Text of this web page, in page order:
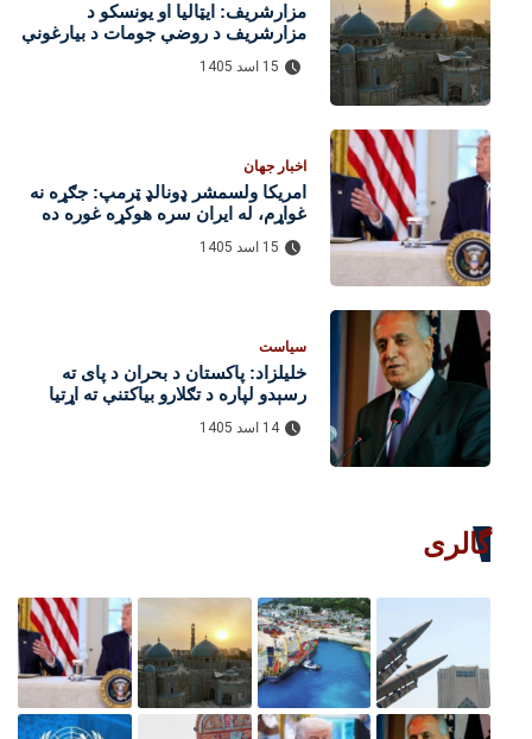
مزارشریف: ایټالیا او یونسکو د
مزارشریف د روضې جومات د بیارغونې
15 اسد 1405
اخبار جهان
امریکا ولسمشر ډونالډ ټرمپ: جګړه نه
غواړم، له ایران سره هوکړه غوره ده
15 اسد 1405
سیاست
خلیلزاد: پاکستان د بحران د پای ته
رسېدو لپاره د تګلارو بیاکتنې ته اړتیا
14 اسد 1405
گالری